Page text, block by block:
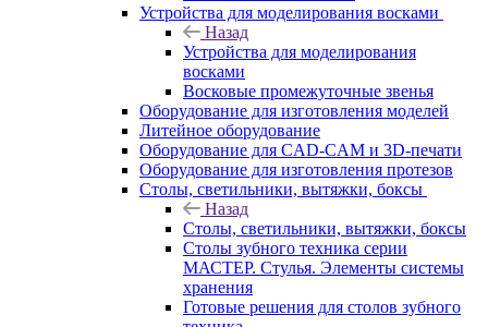
Устройства для моделирования восками
Назад
Устройства для моделирования
восками
Восковые промежуточные звенья
Оборудование для изготовления моделей
Литейное оборудование
Оборудование для CAD-CAM и 3D-печати
Оборудование для изготовления протезов
Cтолы, светильники, вытяжки, боксы
Назад
Cтолы, светильники, вытяжки, боксы
Столы зубного техника серии
МАСТЕР. Стулья. Элементы системы
хранения
Готовые решения для столов зубного